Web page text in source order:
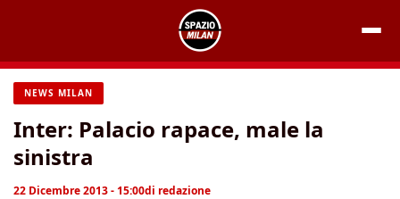
contenuto
NEWS MILAN
Inter: Palacio rapace, male la
sinistra
22 Dicembre 2013 - 15:00di redazione